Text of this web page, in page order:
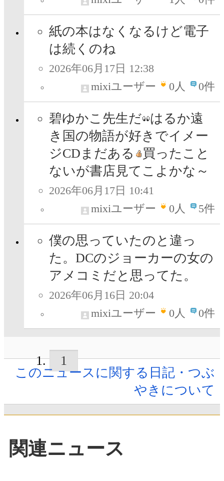
紙の本はなくなるけど電子
は続くのね
2026年06月17日 12:38
mixiユーザー
0人 0件
碧ゆかこ先生だ
はるか遠
き国の物語が好きでイメー
ジCDまだある
買ったこと
ないが書店見てこよかな～
2026年06月17日 10:41
mixiユーザー
0人 5件
僕の思っていたのと違っ
た。DCのジョーカーの女の
アメコミだと思ってた。
2026年06月16日 20:04
mixiユーザー
0人 0件
1
このニュースに関する日記・つぶ
やきについて
関連ニュース